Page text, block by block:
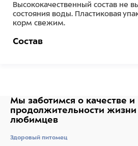
Высококачественный состав не
состояния воды. Пластиковая
корм свежим.
Состав
4%, Сырая клетчатка 2%,
Добавки: Витамины: Витамин Д3
кислотности: Лимонная кислота
Ингредиенты
Мы заботимся о качестве и
продолжительности жизни
любимцев
Здоровый питомец